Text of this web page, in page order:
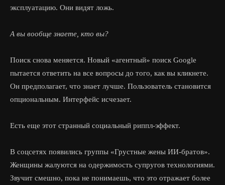
эксплуатацию. Они видят ложь.
А вы вообще знаете, кто вы?
Поиск снова меняется. Новый «агентный» поиск Google
пытается ответить на все вопросы до того, как вы кликнете.
Он предполагает, что знает лучше. Пользователь становится
опциональным. Интерфейс исчезает.
Есть еще этот странный социальный риппл-эффект.
В соцсетях появились группы «Грустные жены ИИ-братов».
Женщины жалуются на одержимость супругов технологиями.
Звучит смешно, пока не понимаешь, что это отражает более